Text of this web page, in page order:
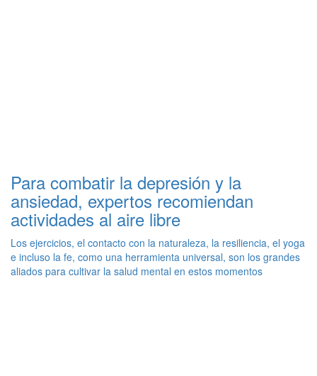
Para combatir la depresión y la
ansiedad, expertos recomiendan
actividades al aire libre
Los ejercicios, el contacto con la naturaleza, la resiliencia, el yoga
e incluso la fe, como una herramienta universal, son los grandes
aliados para cultivar la salud mental en estos momentos